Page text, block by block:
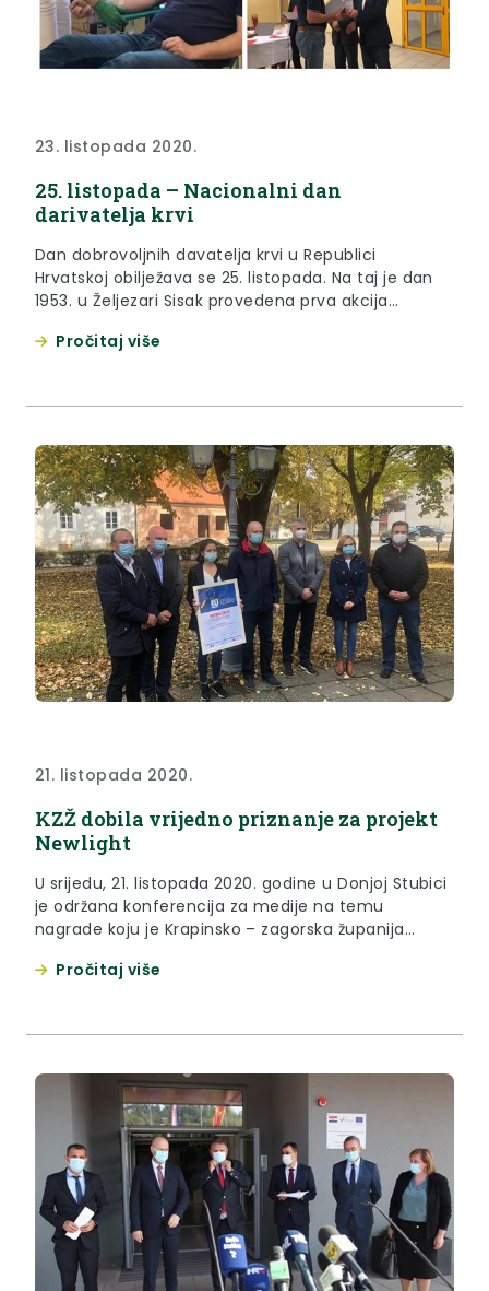
23. listopada 2020.
25. listopada – Nacionalni dan
darivatelja krvi
Dan dobrovoljnih davatelja krvi u Republici
Hrvatskoj obilježava se 25. listopada. Na taj je dan
1953. u Željezari Sisak provedena prva akcija
Crvenog križa utemeljena na osnovnim načelima
Pročitaj više
21. listopada 2020.
KZŽ dobila vrijedno priznanje za projekt
Newlight
U srijedu, 21. listopada 2020. godine u Donjoj Stubici
je održana konferencija za medije na temu
nagrade koju je Krapinsko – zagorska županija
Pročitaj više